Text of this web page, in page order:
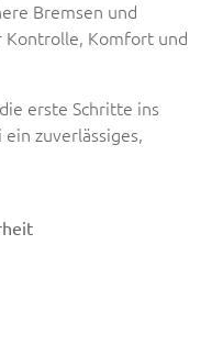
Bremsen und
Kontrolle, Komfort und
erste Schritte ins
zuverlässiges,